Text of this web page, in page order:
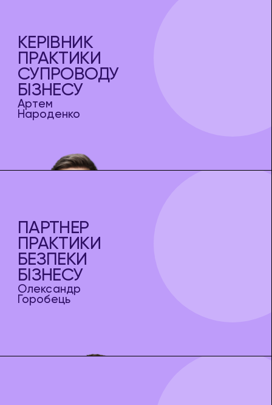
КЕРІВНИК
ПРАКТИКИ
СУПРОВОДУ
БІЗНЕСУ
Артем
Народенко
ПАРТНЕР
ПРАКТИКИ
БЕЗПЕКИ
БІЗНЕСУ
Олександр
Горобець